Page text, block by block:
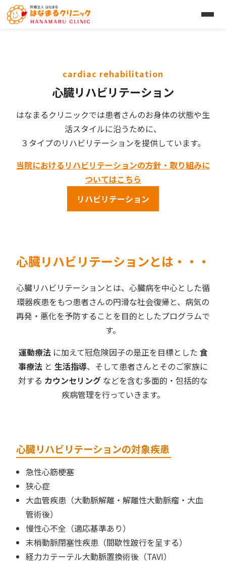
cardiac rehabilitation
心臓リハビリテーション
はなまるクリニックでは患者さんのお身体の状態や生
活スタイルに沿うために、
３タイプのリハビリテーションを提供しています。
当院におけるリハビリテーションの方針・取り組みに
ついてはこちら
リハビリテーション
心臓リハビリテーションとは・・・
心臓リハビリテーションとは、心臓病を中心とした循
環器疾患をもつ患者さんの円滑な社会復帰と、病気の
再発・悪化を予防することを目的としたプログラムで
す。
運動療法に加えて冠危険因子の是正を目標とした 食
事療法 と 生活指導、そして患者さんとそのご家族に
対する カウンセリング などを含む多面的・包括的な
疾病管理を行っていきます。
心臓リハビリテーションの対象疾患
急性心筋梗塞
狭心症
大血管疾患（大動脈解離・解離性大動脈瘤・大血
管術後）
慢性心不全（適応基準あり）
末梢動脈閉塞性疾患（間歇性跛行を呈する）
経力カテーテル大動脈置換術後（TAVI）